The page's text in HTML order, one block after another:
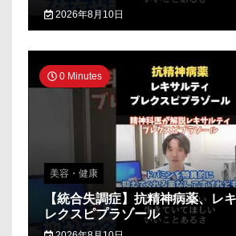
2026年8月10日
0 Minutes
美容・健康
【統合失調症】抗精神病薬、レ
レクスピプラゾール